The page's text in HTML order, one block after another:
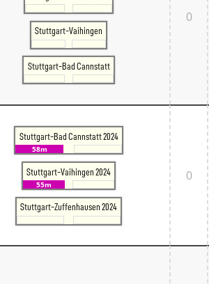
Normandie
Pays de la Loire
Île-de-France
Großbritannien
Großbritannien London
Großbritannien South East
Großbritannien South West
Italien
Triveneto
Schweiz
Bern - Lötschberg
Ostschweiz
Tessin
Westschweiz
Zentralschweiz
Zürich und Umgebung
Stuttgart-Vaihingen
Stuttgart-Bad Cannstatt
0
Stuttgart-Bad Cannstatt 2024
58m
Stuttgart-Vaihingen 2024
55m
Stuttgart-Zuffenhausen 2024
0